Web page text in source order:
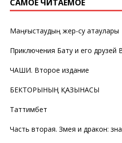
САМОЕ ЧИТАЕМОЕ
Маңғыстаудың жер-су атаулары
Приключения Бату и его
ЧАШИ. Второе издание
БЕКТОРЫНЫҢ ҚАЗЫНАСЫ
Таттимбет
Часть вторая. Змея и дракон: